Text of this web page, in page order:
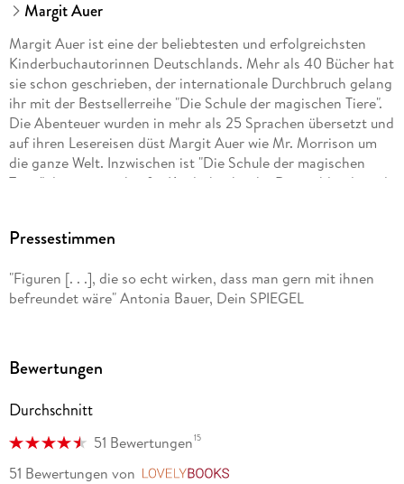
Margit Auer
Margit Auer ist eine der beliebtesten und erfolgreichsten
Kinderbuchautorinnen Deutschlands. Mehr als 40 Bücher hat
sie schon geschrieben, der internationale Durchbruch gelang
ihr mit der Bestsellerreihe "Die Schule der magischen Tiere".
Die Abenteuer wurden in mehr als 25 Sprachen übersetzt und
auf ihren Lesereisen düst Margit Auer wie Mr. Morrison um
die ganze Welt. Inzwischen ist "Die Schule der magischen
Tiere" die meistverkaufte Kinderbuchreihe Deutschlands und
Fledermaus!
Die Illustratorin Nina Dulleck, geboren 1975, zeichnet und
Kirschbaumplantagen und illustriert mit viel Begeisterung
Kinderbücher.
Pressestimmen
"Figuren [. . .], die so echt wirken, dass man gern mit ihnen
befreundet wäre" Antonia Bauer, Dein SPIEGEL
Bewertungen
Durchschnitt
51 Bewertungen15
51 Bewertungen von